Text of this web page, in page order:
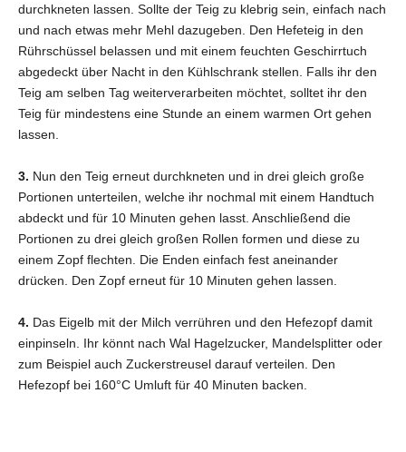
durchkneten lassen. Sollte der Teig zu klebrig sein, einfach nach
und nach etwas mehr Mehl dazugeben. Den Hefeteig in den
Rührschüssel belassen und mit einem feuchten Geschirrtuch
abgedeckt über Nacht in den Kühlschrank stellen. Falls ihr den
Teig am selben Tag weiterverarbeiten möchtet, solltet ihr den
Teig für mindestens eine Stunde an einem warmen Ort gehen
lassen.
3. Nun den Teig erneut durchkneten und in drei gleich große
Portionen unterteilen, welche ihr nochmal mit einem Handtuch
abdeckt und für 10 Minuten gehen lasst. Anschließend die
Portionen zu drei gleich großen Rollen formen und diese zu
einem Zopf flechten. Die Enden einfach fest aneinander
drücken. Den Zopf erneut für 10 Minuten gehen lassen.
4. Das Eigelb mit der Milch verrühren und den Hefezopf damit
einpinseln. Ihr könnt nach Wal Hagelzucker, Mandelsplitter oder
zum Beispiel auch Zuckerstreusel darauf verteilen. Den
Hefezopf bei 160°C Umluft für 40 Minuten backen.